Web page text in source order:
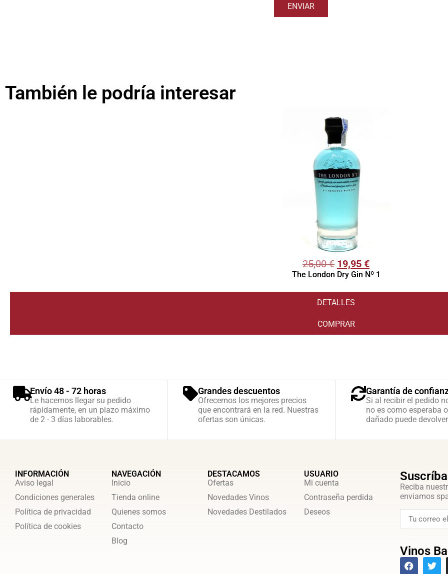
También le podría interesar
25,00€ 19,95 €
The London Dry Gin Nº 1
DETALLES
COMPRAR
Envío 48 - 72 horas
Le hacemos llegar su pedido
rápidamente, en un plazo máximo
de 2 - 3 días laborables.
Grandes descuentos
Ofrecemos los mejores precios
que encontrará en la red. Nuestras
ofertas son únicas.
Garantía de
Si al recibir el pedido
no es como esperaba
dañado puede
INFORMACIÓN
Aviso legal
Condiciones generales
Política de privacidad
Política de cookies
NAVEGACIÓN
Inicio
Tienda online
Quienes somos
Contacto
Blog
DESTACAMOS
Ofertas
Novedades Vinos
Novedades Destilados
USUARIO
Mi cuenta
Contraseña perdida
Deseos
Reciba
enviamos
Vinos